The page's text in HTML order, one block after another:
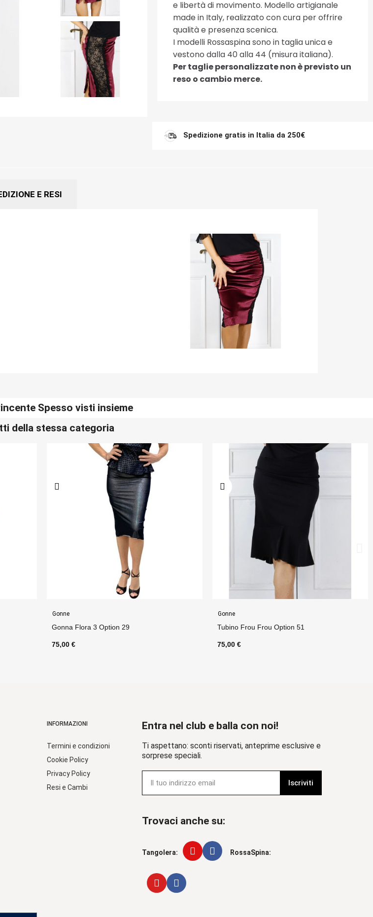
e libertà di movimento. Modello artigianale
made in Italy, realizzato con cura per offrire
qualità e presenza scenica.
I modelli Rossaspina sono in taglia unica e
vestono dalla 40 alla 44 (misura italiana).
Per taglie personalizzate non è previsto un
reso o cambio merce.
Spedizione gratis in Italia da 250€
E RESI
Spesso visti insieme
della stessa categoria
Gonne
Tubino Frou Frou Option 51
75,00 €
Gonne
Tubino Sirena Option 68
70,00 €
INFORMAZIONI
Termini e condizioni
Cookie Policy
Privacy Policy
Resi e Cambi
Entra nel club e balla con noi!
Ti aspettano: sconti riservati, anteprime esclusive e
sorprese speciali.
Iscriviti
Trovaci anche su:
Tangolera: RossaSpina: